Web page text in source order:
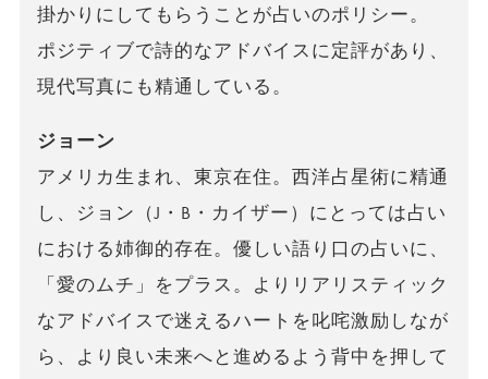
掛かりにしてもらうことが占いのポリシー。
ポジティブで詩的なアドバイスに定評があり、
現代写真にも精通している。
ジョーン
アメリカ生まれ、東京在住。西洋占星術に精通
し、ジョン（J・B・カイザー）にとっては占い
における姉御的存在。優しい語り口の占いに、
「愛のムチ」をプラス。よりリアリスティック
なアドバイスで迷えるハートを叱咤激励しなが
ら、より良い未来へと進めるよう背中を押して